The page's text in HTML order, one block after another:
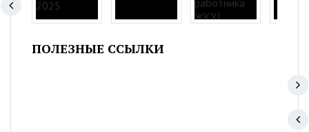
ПОЛЕЗНЫЕ ССЫЛКИ